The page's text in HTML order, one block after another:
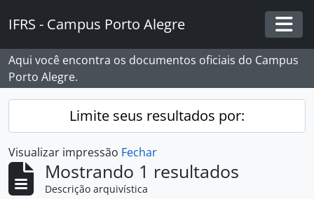
IFRS - Campus Porto Alegre
Aqui você encontra os documentos oficiais do Campus
Porto Alegre.
Limite seus resultados por:
Visualizar impressão Fechar
Mostrando 1 resultados
Descrição arquivística